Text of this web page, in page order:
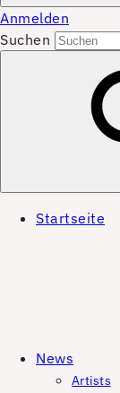
Anmelden
Suchen
Startseite
News
Artists